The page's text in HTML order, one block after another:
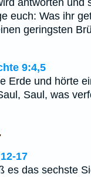
antworten und
euch: Was ihr
geringsten
9:4,5
Erde und hörte
Saul, was
17
es das sechste